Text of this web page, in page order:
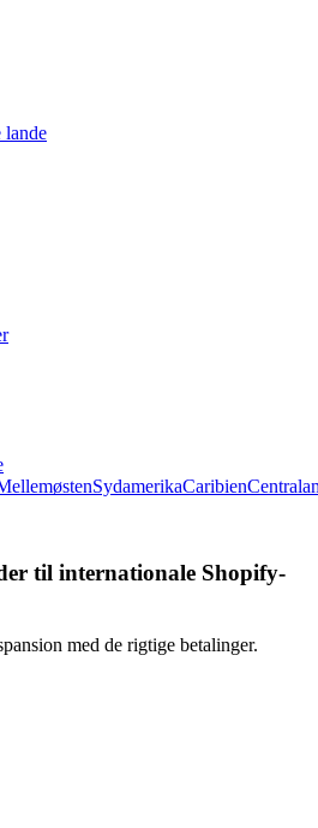
lande
SydamerikaCaribien
til internationale Shopify-
med de rigtige betalinger.